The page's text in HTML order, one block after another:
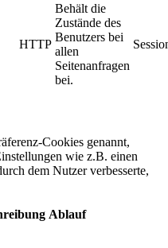
HTTP
Behält die
Zustände des
Benutzers bei
allen
Seitenanfragen
bei.
Cookies genannt,
wie z.B. einen
dem Nutzer verbesserte,
Ablauf